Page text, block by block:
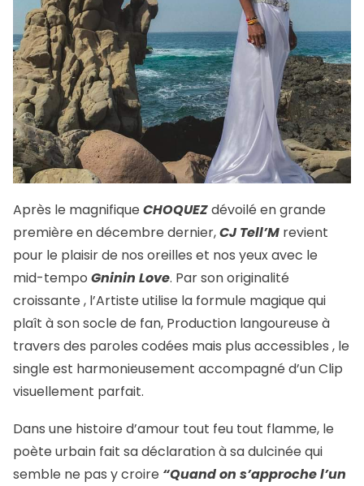
Après le magnifique CHOQUEZdévoilé en grande
première en décembre dernier,CJ Tell’M revient
pour le plaisir de nos oreilles et nos yeux avec le
mid-tempo Gninin Love. Par son originalité
croissante , l’Artiste utilise la formule magique qui
plaît à son socle de fan, Production langoureuse à
travers des paroles codées mais plus accessibles , le
single est harmonieusement accompagné d’un Clip
visuellement parfait.
Dans une histoire d’amour tout feu tout flamme, le
poète urbain fait sa déclaration à sa dulcinée qui
semble ne pas y croire “Quand on s’approche l’un